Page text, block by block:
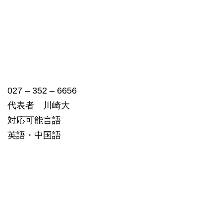
027 – 352 – 6656
代表者 川崎大
対応可能言語
英語・中国語